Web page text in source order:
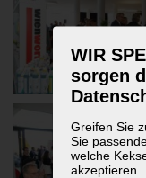
WIR
sorgen
Greifen Sie
Sie
welche
akzeptieren.